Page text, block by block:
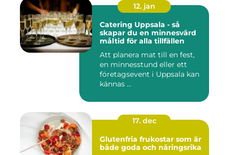
12. jan
Catering Uppsala - så
skapar du en minnesvärd
måltid för alla tillfällen
Att planera mat till en fest,
en minnesstund eller ett
företagsevent i Uppsala kan
kännas ...
17. dec
Glutenfria frukostar som är
både goda och näringsrika